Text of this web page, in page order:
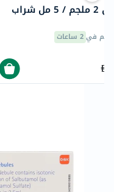
فينتولين 2 ملجم / 5 مل شراب
في2 ساعات